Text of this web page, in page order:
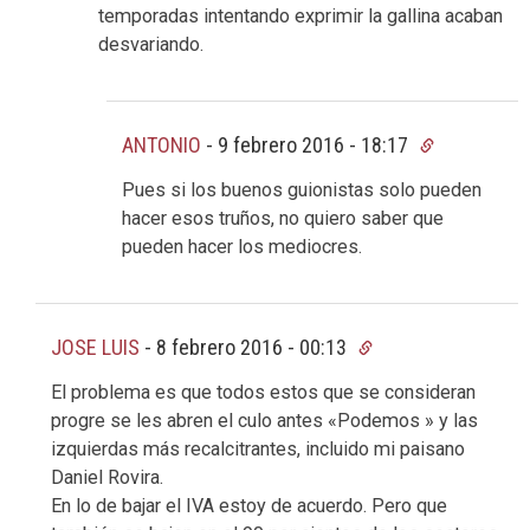
temporadas intentando exprimir la gallina acaban
desvariando.
ANTONIO - 9 febrero 2016 - 18:17
Pues si los buenos guionistas solo pueden
hacer esos truños, no quiero saber que
pueden hacer los mediocres.
JOSE LUIS - 8 febrero 2016 - 00:13
El problema es que todos estos que se consideran
progre se les abren el culo antes «Podemos » y las
izquierdas más recalcitrantes, incluido mi paisano
Daniel Rovira.
En lo de bajar el IVA estoy de acuerdo. Pero que